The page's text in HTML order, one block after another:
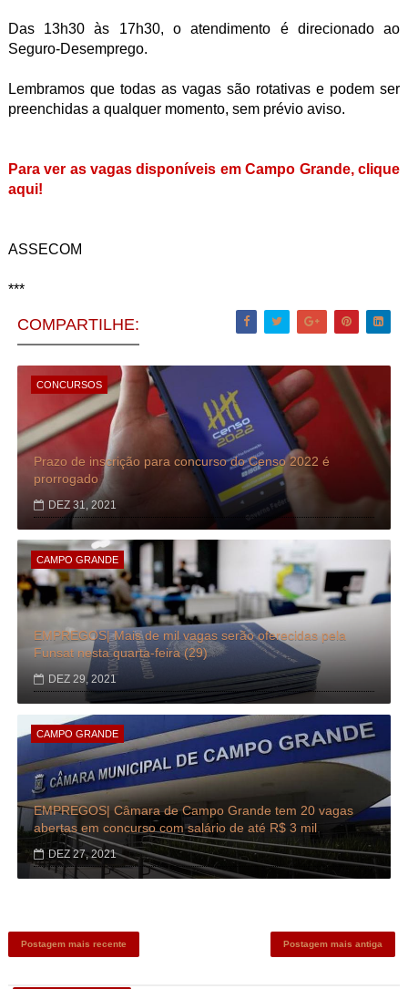
Das 13h30 às 17h30, o atendimento é direcionado ao
Seguro-Desemprego.
Lembramos que todas as vagas são rotativas e podem ser
preenchidas a qualquer momento, sem prévio aviso.
Para ver as vagas disponíveis em Campo Grande, clique
aqui!
ASSECOM
***
COMPARTILHE:
CONCURSOS
Prazo de inscrição para concurso do Censo 2022 é
prorrogado
DEZ 31, 2021
CAMPO GRANDE
EMPREGOS| Mais de mil vagas serão oferecidas pela
Funsat nesta quarta-feira (29)
DEZ 29, 2021
CAMPO GRANDE
EMPREGOS| Câmara de Campo Grande tem 20 vagas
abertas em concurso com salário de até R$ 3 mil
DEZ 27, 2021
Postagem mais recente Postagem mais antiga